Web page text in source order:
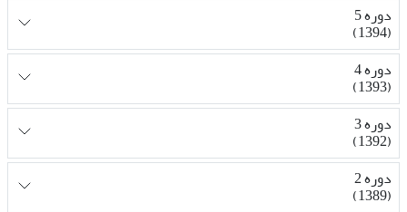
دوره 5
(1394)
دوره 4
(1393)
دوره 3
(1392)
دوره 2
(1389)